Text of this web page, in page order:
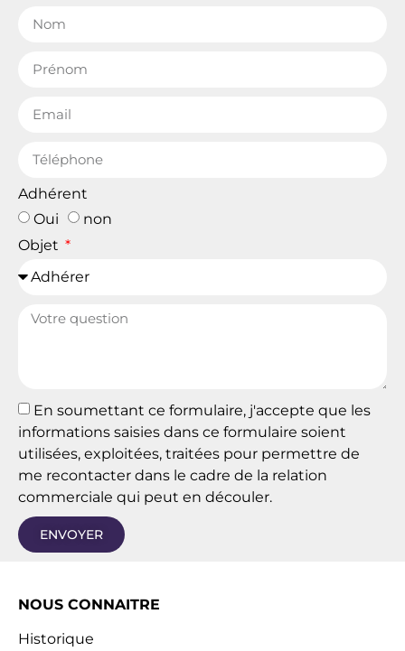
Adhérent
Oui
non
Objet
En soumettant ce formulaire, j'accepte que les
informations saisies dans ce formulaire soient
utilisées, exploitées, traitées pour permettre de
me recontacter dans le cadre de la relation
commerciale qui peut en découler.
ENVOYER
NOUS CONNAITRE
Historique